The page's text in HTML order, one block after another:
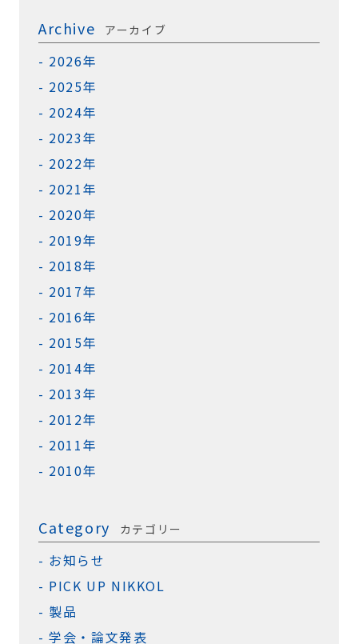
Archive アーカイブ
2026年
2025年
2024年
2023年
2022年
2021年
2020年
2019年
2018年
2017年
2016年
2015年
2014年
2013年
2012年
2011年
2010年
Category カテゴリー
お知らせ
PICK UP NIKKOL
製品
学会・論文発表